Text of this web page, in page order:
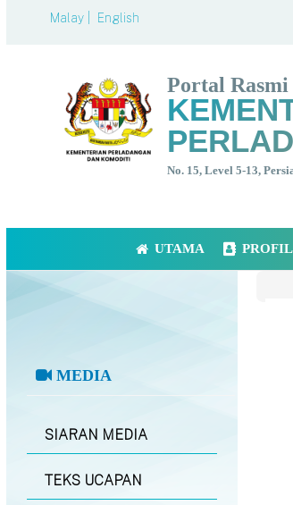
Malay | English
Portal Rasmi
No. 15, Level 5-13,
UTAMA PROFIL
MEDIA
SIARAN MEDIA
TEKS UCAPAN